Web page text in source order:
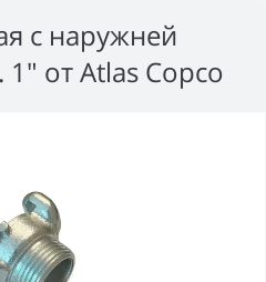
с наружней
от Atlas Copco